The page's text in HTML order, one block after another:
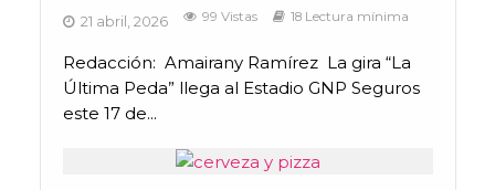
21 abril, 2026 99 Vistas 18 Lectura mínima
Redacción: Amairany Ramírez La gira “La
Última Peda” llega al Estadio GNP Seguros
este 17 de...